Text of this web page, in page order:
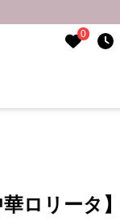
0
ロリータ